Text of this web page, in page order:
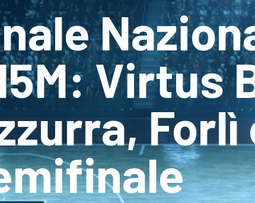
Virtus
Forlì